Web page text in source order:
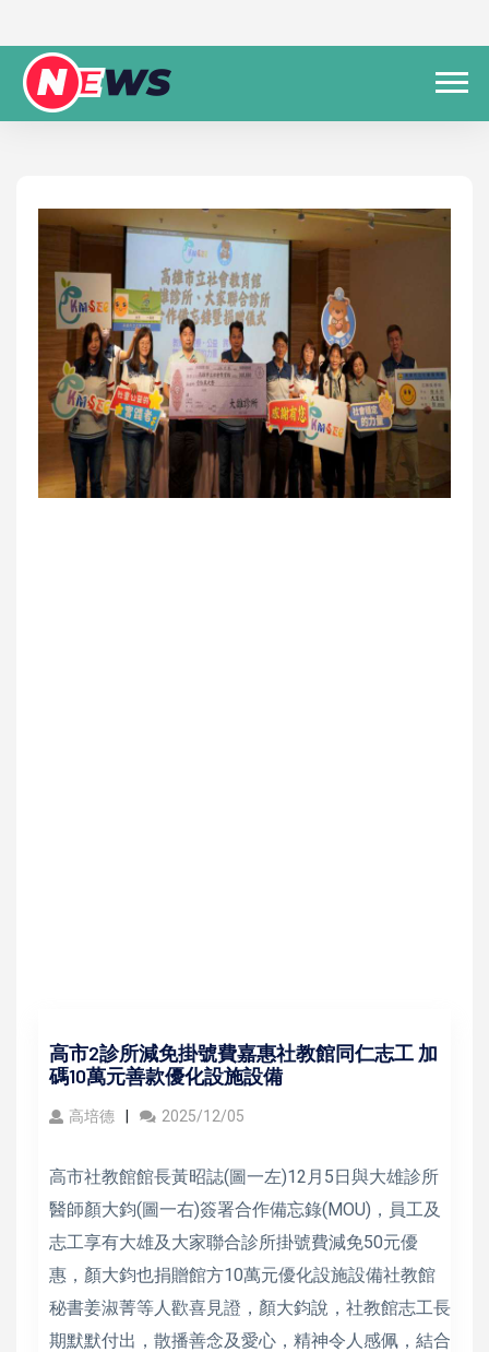
高市2診所減免掛號費嘉惠社教館同仁志工 加
碼10萬元善款優化設施設備
高培德 2025/12/05
高市社教館館長黃昭誌(圖一左)12月5日與大雄診所
醫師顏大鈞(圖一右)簽署合作備忘錄(MOU)，員工及
志工享有大雄及大家聯合診所掛號費減免50元優
惠，顏大鈞也捐贈館方10萬元優化設施設備社教館
秘書姜淑菁等人歡喜見證，顏大鈞說，社教館志工長
期默默付出，散播善念及愛心，精神令人感佩，結合